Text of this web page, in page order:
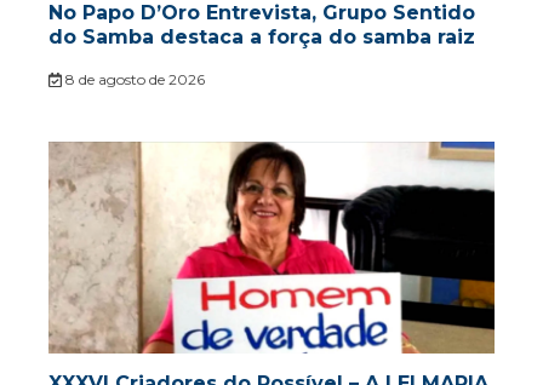
No Papo D’Oro Entrevista, Grupo Sentido
do Samba destaca a força do samba raiz
8 de agosto de 2026